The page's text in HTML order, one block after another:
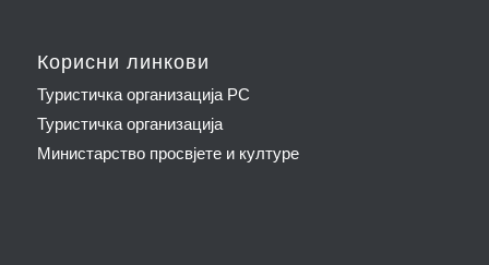
Корисни линкови
Туристичка организација РС
Туристичка организација
Министарство просвјете и културе